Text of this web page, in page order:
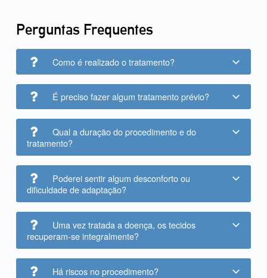
Perguntas Frequentes
Como é realizado o tratamento?
É preciso fazer algum tratamento prévio?
Qual a duração do procedimento e do
tratamento?
Poderei sentir algum desconforto ou
dificuldade de adaptação?
Uma vez tratada a doença, os tecidos
recuperam-se integralmente?
Há riscos no procedimento?